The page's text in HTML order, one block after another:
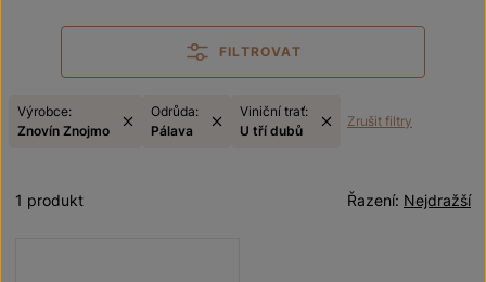
FILTROVAT
Výrobce:
Znovín Znojmo
Odrůda:
Pálava
Viniční trať:
U tří dubů
Zrušit filtry
Nejdražší
Řazení:
1 produkt